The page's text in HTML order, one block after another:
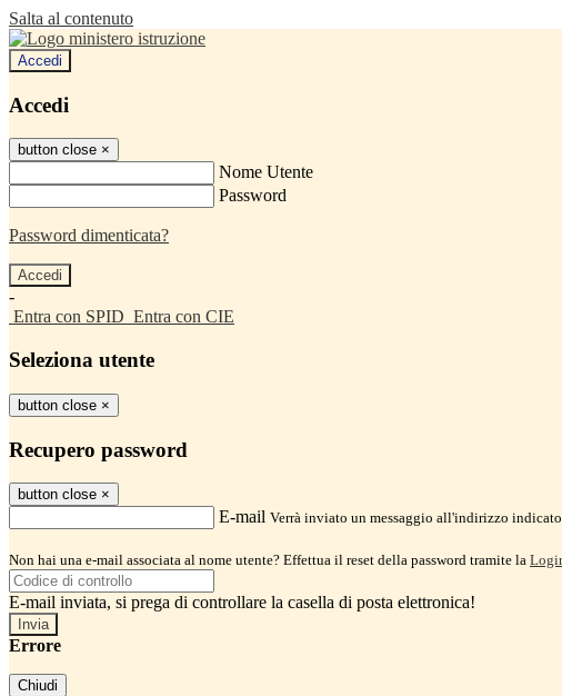
Salta al contenuto
Accedi
Accedi
button close ×
Nome Utente
Password
Password dimenticata?
-
Entra con SPID Entra con CIE
Seleziona utente
button close ×
Recupero password
button close ×
E-mail Verrà inviato un messaggio all'indirizzo
Non hai una e-mail associata al nome utente? Effettua il reset della password tramite la
E-mail inviata, si prega di controllare la casella di posta elettronica!
Errore
Chiudi